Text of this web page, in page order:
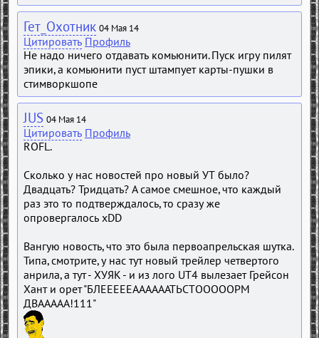
Гет_Охотник 04 Мая 14
Цитировать Профиль
Не надо ничего отдавать комьюнити. Пуск игру пилят
эпики, а комьюнити пуст штампует карты-пушки в
стимворкшопе
JUS 04 Мая 14
Цитировать Профиль
ROFL.
Сколько у нас новостей про новый УТ было?
Двадцать? Тридцать? А самое смешное, что каждый
раз это то подтверждалось, то сразу же
опровергалось xDD
Вангую новость, что это была первоапрельская шутка.
Типа, смотрите, у нас тут новый трейлер четвертого
анрила, а тут - ХУЯК - и из лого UT4 вылезает Грейсон
Хант и орет "БЛЕЕЕЕЕААААААТЬСТОООООРМ
ДВААААА!111"